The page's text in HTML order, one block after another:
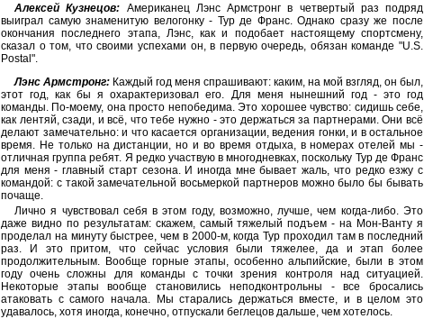
Алексей Кузнецов: Американец Лэнс Армстронг в четвертый раз подряд
выиграл самую знаменитую велогонку - Тур де Франс. Однако сразу же после
окончания последнего этапа, Лэнс, как и подобает настоящему спортсмену,
сказал о том, что своими успехами он, в первую очередь, обязан команде "U.S.
Postal".
Лэнс Армстронг: Каждый год меня спрашивают: каким, на мой взгляд, он был,
этот год, как бы я охарактеризовал его. Для меня нынешний год - это год
команды. По-моему, она просто непобедима. Это хорошее чувство: сидишь себе,
как лентяй, сзади, и всё, что тебе нужно - это держаться за партнерами. Они всё
делают замечательно: и что касается организации, ведения гонки, и в остальное
время. Не только на дистанции, но и во время отдыха, в номерах отелей мы -
отличная группа ребят. Я редко участвую в многодневках, поскольку Тур де Франс
для меня - главный старт сезона. И иногда мне бывает жаль, что редко езжу с
командой: с такой замечательной восьмеркой партнеров можно было бы бывать
почаще.
Лично я чувствовал себя в этом году, возможно, лучше, чем когда-либо. Это
даже видно по результатам: скажем, самый тяжелый подъем - на Мон-Ванту я
проделал на минуту быстрее, чем в 2000-м, когда Тур проходил там в последний
раз. И это притом, что сейчас условия были тяжелее, да и этап более
продолжительным. Вообще горные этапы, особенно альпийские, были в этом
году очень сложны для команды с точки зрения контроля над ситуацией.
Некоторые этапы вообще становились неподконтрольны - все бросались
атаковать с самого начала. Мы старались держаться вместе, и в целом это
удавалось, хотя иногда, конечно, отпускали беглецов дальше, чем хотелось.